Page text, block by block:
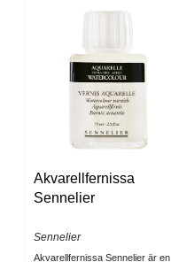
Akvarellfernissa
Sennelier
Sennelier
Akvarellfernissa Sennelier är en